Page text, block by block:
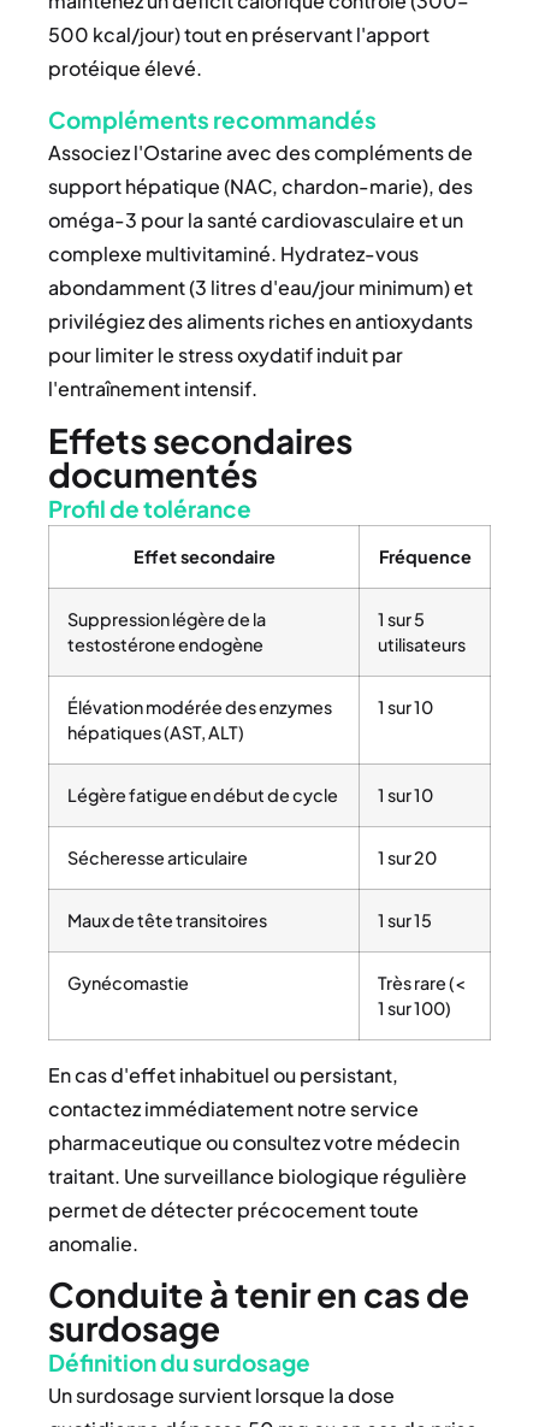
500 kcal/jour) tout en préservant l'apport
protéique élevé.
Compléments recommandés
Associez l'Ostarine avec des compléments de
support hépatique (NAC, chardon-marie), des
oméga-3 pour la santé cardiovasculaire et un
complexe multivitaminé. Hydratez-vous
abondamment (3 litres d'eau/jour minimum) et
privilégiez des aliments riches en antioxydants
pour limiter le stress oxydatif induit par
l'entraînement intensif.
Effets secondaires
documentés
Profil de tolérance
Effet secondaire Fréquence
Suppression légère de la
testostérone endogène
1 sur 5
utilisateurs
Élévation modérée des enzymes
hépatiques (AST, ALT)
1 sur 10
Légère fatigue en début de cycle 1 sur 10
Sécheresse articulaire 1 sur 20
Maux de tête transitoires 1 sur 15
Gynécomastie
Très rare (<
1 sur 100)
En cas d'effet inhabituel ou persistant,
contactez immédiatement notre service
pharmaceutique ou consultez votre médecin
traitant. Une surveillance biologique régulière
permet de détecter précocement toute
anomalie.
Conduite à tenir en cas de
surdosage
Définition du surdosage
Un surdosage survient lorsque la dose